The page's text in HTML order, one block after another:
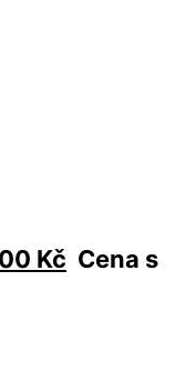
Kč Cena s